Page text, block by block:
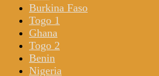
Burkina Faso
Togo 1
Ghana
Togo 2
Benin
Nigeria